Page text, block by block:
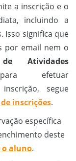
a inscrição e o
incluindo a
Isso significa que
por email nem o
Atividades
efetuar
segue
inscrições.
específica
deste
o aluno.